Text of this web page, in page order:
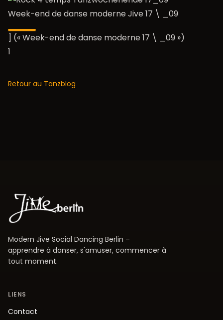
Week-end de danse moderne Jive 17 \ _09
] (« Week-end de danse moderne 17 \ _09 »)
1
Retour au Tanzblog
Modern Jive Social Dancing Berlin –
apprendre à danser, s'amuser, commencer à
tout moment.
LIENS
Contact